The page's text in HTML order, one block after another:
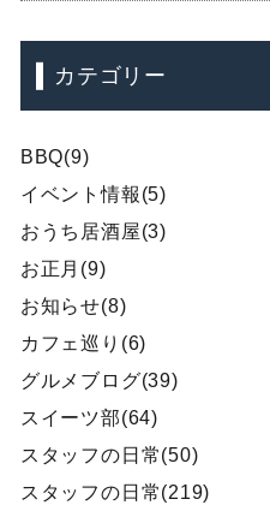
カテゴリー
BBQ(9)
イベント情報(5)
おうち居酒屋(3)
お正月(9)
お知らせ(8)
カフェ巡り(6)
グルメブログ(39)
スイーツ部(64)
スタッフの日常(50)
スタッフの日常(219)